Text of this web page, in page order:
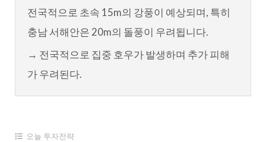
전국적으로 초속 15m의 강풍이 예상되며, 특히
충남 서해안은 20m의 돌풍이 우려됩니다.
→ 전국적으로 집중 호우가 발생하며 추가 피해
가 우려된다.
오늘 투자전략